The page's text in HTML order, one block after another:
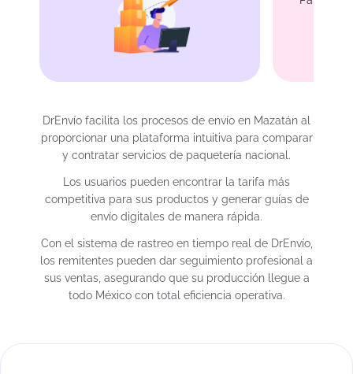
DrEnvío facilita los procesos de envío en Mazatán al
proporcionar una plataforma intuitiva para comparar
y contratar servicios de paquetería nacional.
Los usuarios pueden encontrar la tarifa más
competitiva para sus productos y generar guías de
envío digitales de manera rápida.
Con el sistema de rastreo en tiempo real de DrEnvío,
los remitentes pueden dar seguimiento profesional a
sus ventas, asegurando que su producción llegue a
todo México con total eficiencia operativa.